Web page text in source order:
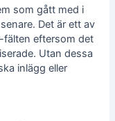
som gått med i
Det är ett av
-fälten eftersom det
Utan dessa
inlägg eller